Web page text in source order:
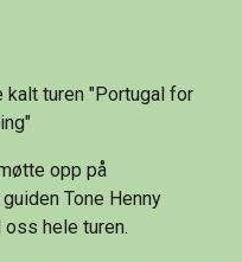
kalt turen "Portugal for
opp på
Tone Henny
hele turen.